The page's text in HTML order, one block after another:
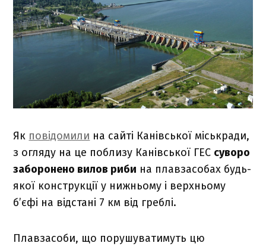
Як повідомили на сайті Канівської міськради,
з огляду на це поблизу Канівської ГЕС суворо
заборонено вилов риби на плавзасобах будь-
якої конструкції у нижньому і верхньому
б’єфі на відстані 7 км від греблі.
Плавзасоби, що порушуватимуть цю